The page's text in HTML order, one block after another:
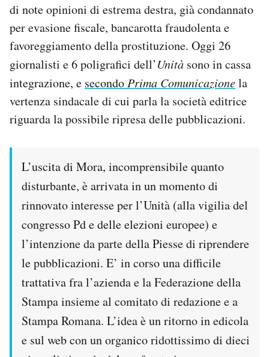
di note opinioni di estrema destra, già condannato
per evasione fiscale, bancarotta fraudolenta e
favoreggiamento della prostituzione. Oggi 26
giornalisti e 6 poligrafici dell’Unità sono in cassa
integrazione, e secondo Prima Comunicazionela
vertenza sindacale di cui parla la società editrice
riguarda la possibile ripresa delle pubblicazioni.
L’uscita di Mora, incomprensibile quanto
disturbante, è arrivata in un momento di
rinnovato interesse per l’Unità (alla vigilia del
congresso Pd e delle elezioni europee) e
l’intenzione da parte della Piesse di riprendere
le pubblicazioni. E’ in corso una difficile
trattativa fra l’azienda e la Federazione della
Stampa insieme al comitato di redazione e a
Stampa Romana. L’idea è un ritorno in edicola
e sul web con un organico ridottissimo di dieci